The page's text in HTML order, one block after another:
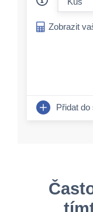
Zobrazit
Přidat